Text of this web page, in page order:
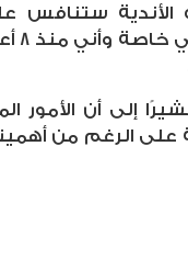
ستنافس
إلى أن الأمور
على الرغم من